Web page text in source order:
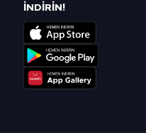
İNDİRİN!